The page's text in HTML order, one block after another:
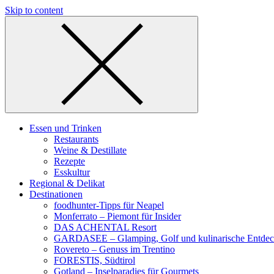
Skip to content
Essen und Trinken
Restaurants
Weine & Destillate
Rezepte
Esskultur
Regional & Delikat
Destinationen
foodhunter-Tipps für Neapel
Monferrato – Piemont für Insider
DAS ACHENTAL Resort
GARDASEE – Glamping, Golf und kulinarische
Rovereto – Genuss im Trentino
FORESTIS, Südtirol
Gotland – Inselparadies für Gourmets